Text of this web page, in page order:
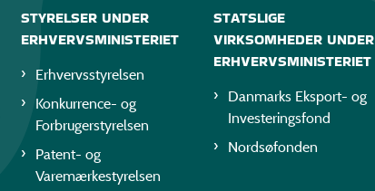
STYRELSER UNDER
ERHVERVSMINISTERIET
Erhvervsstyrelsen
Konkurrence- og
Forbrugerstyrelsen
Patent- og
Varemærkestyrelsen
STATSLIGE
VIRKSOMHEDER UNDER
ERHVERVSMINISTERIET
Danmarks Eksport- og
Investeringsfond
Nordsøfonden